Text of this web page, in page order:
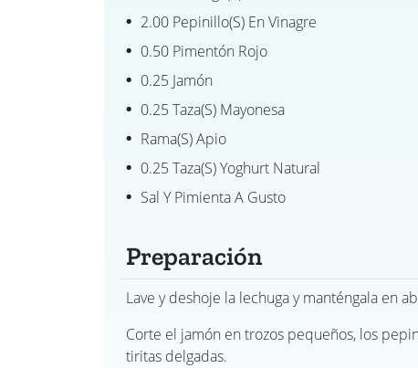
2.00 Pepinillo(s) En Vinagre
0.50 Pimentón Rojo
0.25 Jamón
0.25 Taza(s) Mayonesa
Rama(s) Apio
0.25 Taza(s) Yoghurt Natural
Sal Y Pimienta A Gusto
Preparación
Lave y deshoje la lechuga y manténgala en
Corte el jamón en trozos pequeños, los
tiritas delgadas.